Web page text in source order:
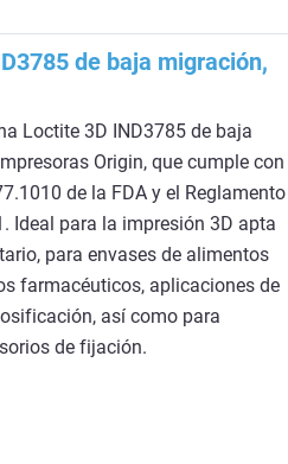
de baja migración,
Loctite 3D IND3785 de baja
Origin, que cumple con
de la FDA y el Reglamento
Ideal para la impresión 3D apta
para envases de alimentos
farmacéuticos, aplicaciones de
así como para
de fijación.